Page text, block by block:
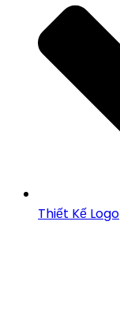
Thiết Kế Logo